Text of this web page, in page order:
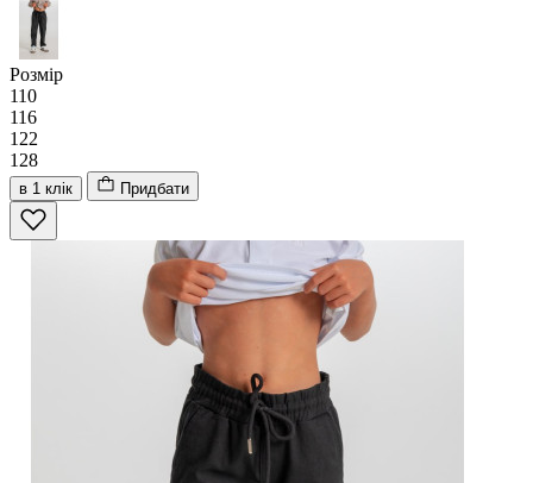
Розмір
110
116
122
128
в 1 клік Придбати